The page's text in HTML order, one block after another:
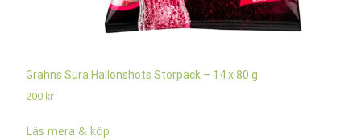
Grahns Sura Hallonshots Storpack – 14 x 80 g
200 kr
Läs mera & köp